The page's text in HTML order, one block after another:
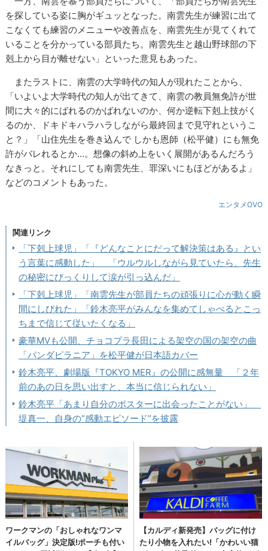
を探している姿に胸がギュッとなった。南雲先生が練習に出て
こなくても練習のメニューや改善点を、南雲先生が見てくれて
いることを分かっている部員たち。南雲先生と越山野球部の下
剋上から目が離せない」といった意見もあった。
またラストに、南雲の大学時代の知人が現れたことから、
「いよいよ大学時代の知人が出てきて、南雲の教員無免許が世
間に大々的にばれるのかばれないのか、何か逆転下剋上技がく
るのか、ドキドキハラハラしながら最終回まで見守れというこ
と？」「山住先生を巻き込んで しかも恩師（松平健）にも無免
許がバレれるとか…。想像の斜め上をいく展開があるんだろう
なきっと。それにしても南雲先生、罪深いにもほどがあるよ」
などのコメントもあった。
エンタメOVO
関連リンク
「下剋上球児」「『どんなことにだって解決策はある』とい
う言葉に感動した」 「ウルウルしながら見ていたら、先生
の秘密にびっくりして涙が引っ込んだ」
「下剋上球児」「南雲先生が部員たちの頑張りに心が動く瞬
間にしびれた」「鈴木亮平がみんなを集めてしゃべるとこっ
ちまで信じて従いたくなる」
豪華MVも公開、チョコプラ長田による架空の国の架空の曲
「パンダピラニア」を松平健が日本語カバー
鈴木亮平、劇場版『TOKYO MER』の公開に感無量 「２年
前のあの日を思い出すと、本当に信じられない」
鈴木亮平「あまり自分のポスターに出会ったことがない」
堤真一、自身の“感動エピソード”を披露